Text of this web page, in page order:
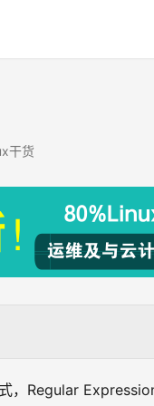
干货
，Regular